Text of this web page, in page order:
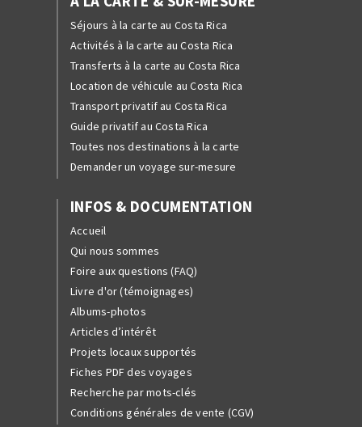
Séjours à la carte au Costa Rica
Activités à la carte au Costa Rica
Transferts à la carte au Costa Rica
Location de véhicule au Costa Rica
Transport privatif au Costa Rica
Guide privatif au Costa Rica
Toutes nos destinations à la carte
Demander un voyage sur-mesure
INFOS & DOCUMENTATION
Accueil
Qui nous sommes
Foire aux questions (FAQ)
Livre d'or (témoignages)
Albums-photos
Articles d’intérêt
Projets locaux supportés
Fiches PDF des voyages
Recherche par mots-clés
Conditions générales de vente (CGV)